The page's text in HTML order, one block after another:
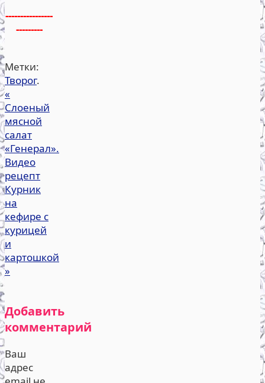
----------------
---------
Метки:
Творог.
«
Слоеный
мясной
салат
«Генерал».
Видео
рецепт
Курник
на
кефире с
курицей
и
картошкой
»
Добавить
комментарий
Ваш
адрес